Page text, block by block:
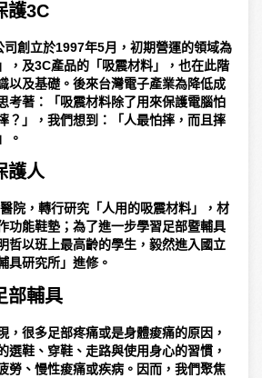
護3C
司創立於1997年5月，初期營運的領域為
，及3C產品的「吸震材料」，也在此階
以及基礎。後來台灣電子產業為降低成
考著：「吸震材料除了用來保護電腦怕
？」，我們想到：「人最怕摔，而且摔
。
護人
院，轉行研究「人用的吸震材料」，材
功能鞋墊；為了進一步學習足部暨輔具
哲以班上最高齡的學生，毅然進入國立
具研究所」進修。
部輔具
，很多足部疼痛或是身體痠痛的原因，
選鞋、穿鞋、走路與使用身心的習慣，
勞、慢性痠痛或疾病。因而，我們聚焦